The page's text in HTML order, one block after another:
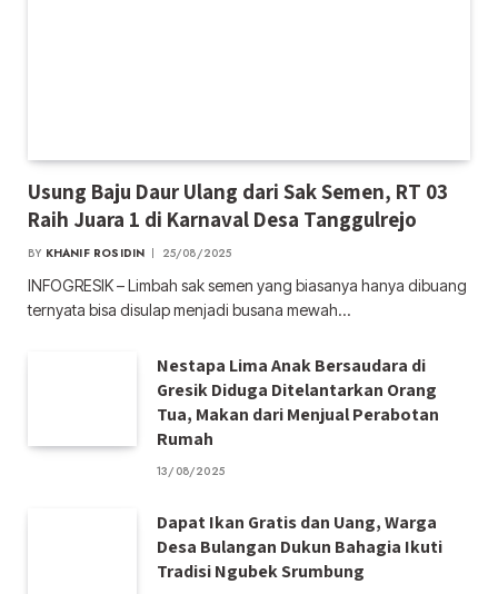
Usung Baju Daur Ulang dari Sak Semen, RT 03
Raih Juara 1 di Karnaval Desa Tanggulrejo
BY KHANIF ROSIDIN 25/08/2025
INFOGRESIK – Limbah sak semen yang biasanya hanya dibuang
ternyata bisa disulap menjadi busana mewah…
Nestapa Lima Anak Bersaudara di
Gresik Diduga Ditelantarkan Orang
Tua, Makan dari Menjual Perabotan
Rumah
13/08/2025
Dapat Ikan Gratis dan Uang, Warga
Desa Bulangan Dukun Bahagia Ikuti
Tradisi Ngubek Srumbung